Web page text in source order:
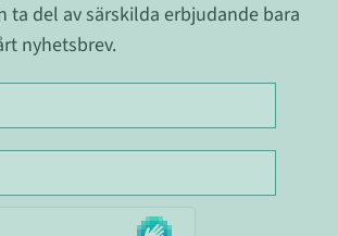
ta del av särskilda erbjudande bara
nyhetsbrev.